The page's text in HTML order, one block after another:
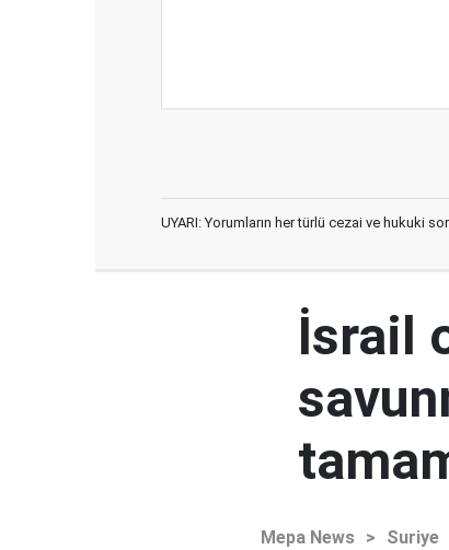
UYARI: Yorumların her türlü cezai ve hukuki
İsrail
Mepa News > Suriye